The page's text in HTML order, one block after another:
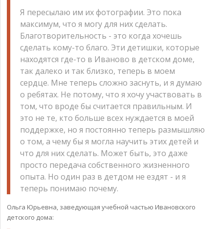
Я пересылаю им их фотографии. Это пока
максимум, что я могу для них сделать.
Благотворительность - это когда хочешь
сделать кому-то благо. Эти детишки, которые
находятся где-то в Иваново в детском доме,
так далеко и так близко, теперь в моем
сердце. Мне теперь сложно заснуть, и я думаю
о ребятах. Не потому, что я хочу участвовать в
том, что вроде бы считается правильным. И
это не те, кто больше всех нуждается в моей
поддержке, но я постоянно теперь размышляю
о том, а чему бы я могла научить этих детей и
что для них сделать. Может быть, это даже
просто передача собственного жизненного
опыта. Но один раз в детдом не ездят - и я
теперь понимаю почему.
Ольга Юрьевна, заведующая учебной частью Ивановского
детского дома: